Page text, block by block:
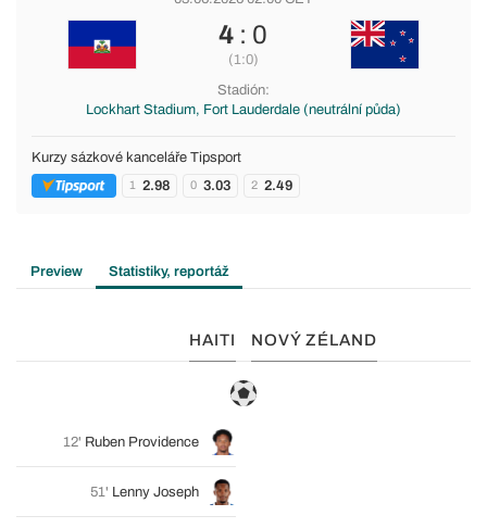
4 : 0
(1:0)
Stadión:
Lockhart Stadium, Fort Lauderdale (neutrální půda)
Kurzy sázkové kanceláře Tipsport
1 2.98 0 3.03 2 2.49
Preview Statistiky, reportáž
HAITI NOVÝ ZÉLAND
12' Ruben Providence
51' Lenny Joseph